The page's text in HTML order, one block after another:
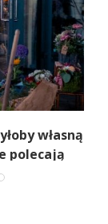
własną
polecają